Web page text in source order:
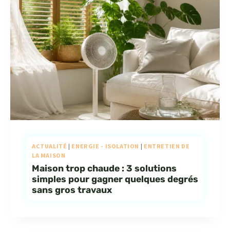
ACTUALITÉ | ENERGIE - ISOLATION | ENTRETIEN DE
LA MAISON
Maison trop chaude : 3 solutions
simples pour gagner quelques degrés
sans gros travaux